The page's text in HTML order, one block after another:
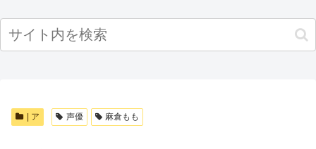
| ア 声優 麻倉もも